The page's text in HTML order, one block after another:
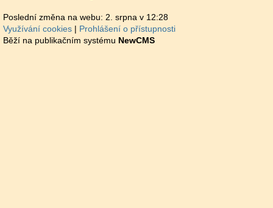
Poslední změna na webu: 2. srpna v 12:28
Využívání cookies
Prohlášení o přístupnosti
Běží na publikačním systému NewCMS